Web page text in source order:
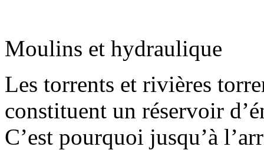
Moulins et hydraulique
Les torrents et rivières
constituent un réservoir
C’est pourquoi jusqu’à